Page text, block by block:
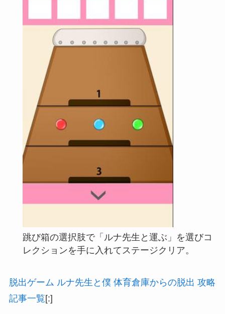
跳び箱の選択肢で「ルナ先生と運ぶ」を選びコ
レクションを手に入れてステージクリア。
脱出ゲーム ルナ先生と僕 体育倉庫からの脱出 攻略
記事一覧[:]